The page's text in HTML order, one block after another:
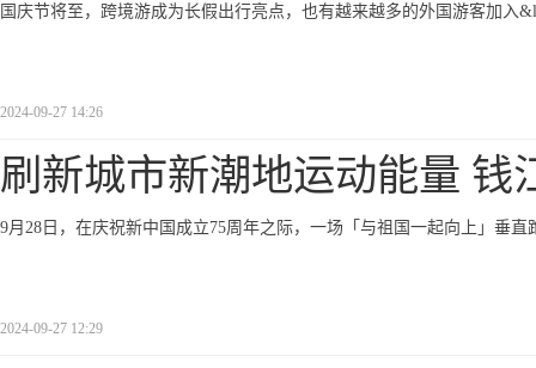
国庆节将至，跨境游成为长假出行亮点，也有越来越多的外国游客加入
2024-09-27 14:26
刷新城市新潮地运动能量 钱
9月28日，在庆祝新中国成立75周年之际，一场「与祖国一起向上」垂
2024-09-27 12:29